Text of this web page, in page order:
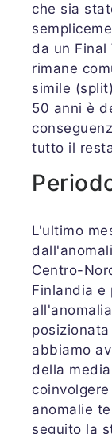
che sia
da un Final
rimane
simile
50 anni è
tutto il
L'ultimo
Centro-
Finlandia e
abbiamo
della
anomalie
seguito la